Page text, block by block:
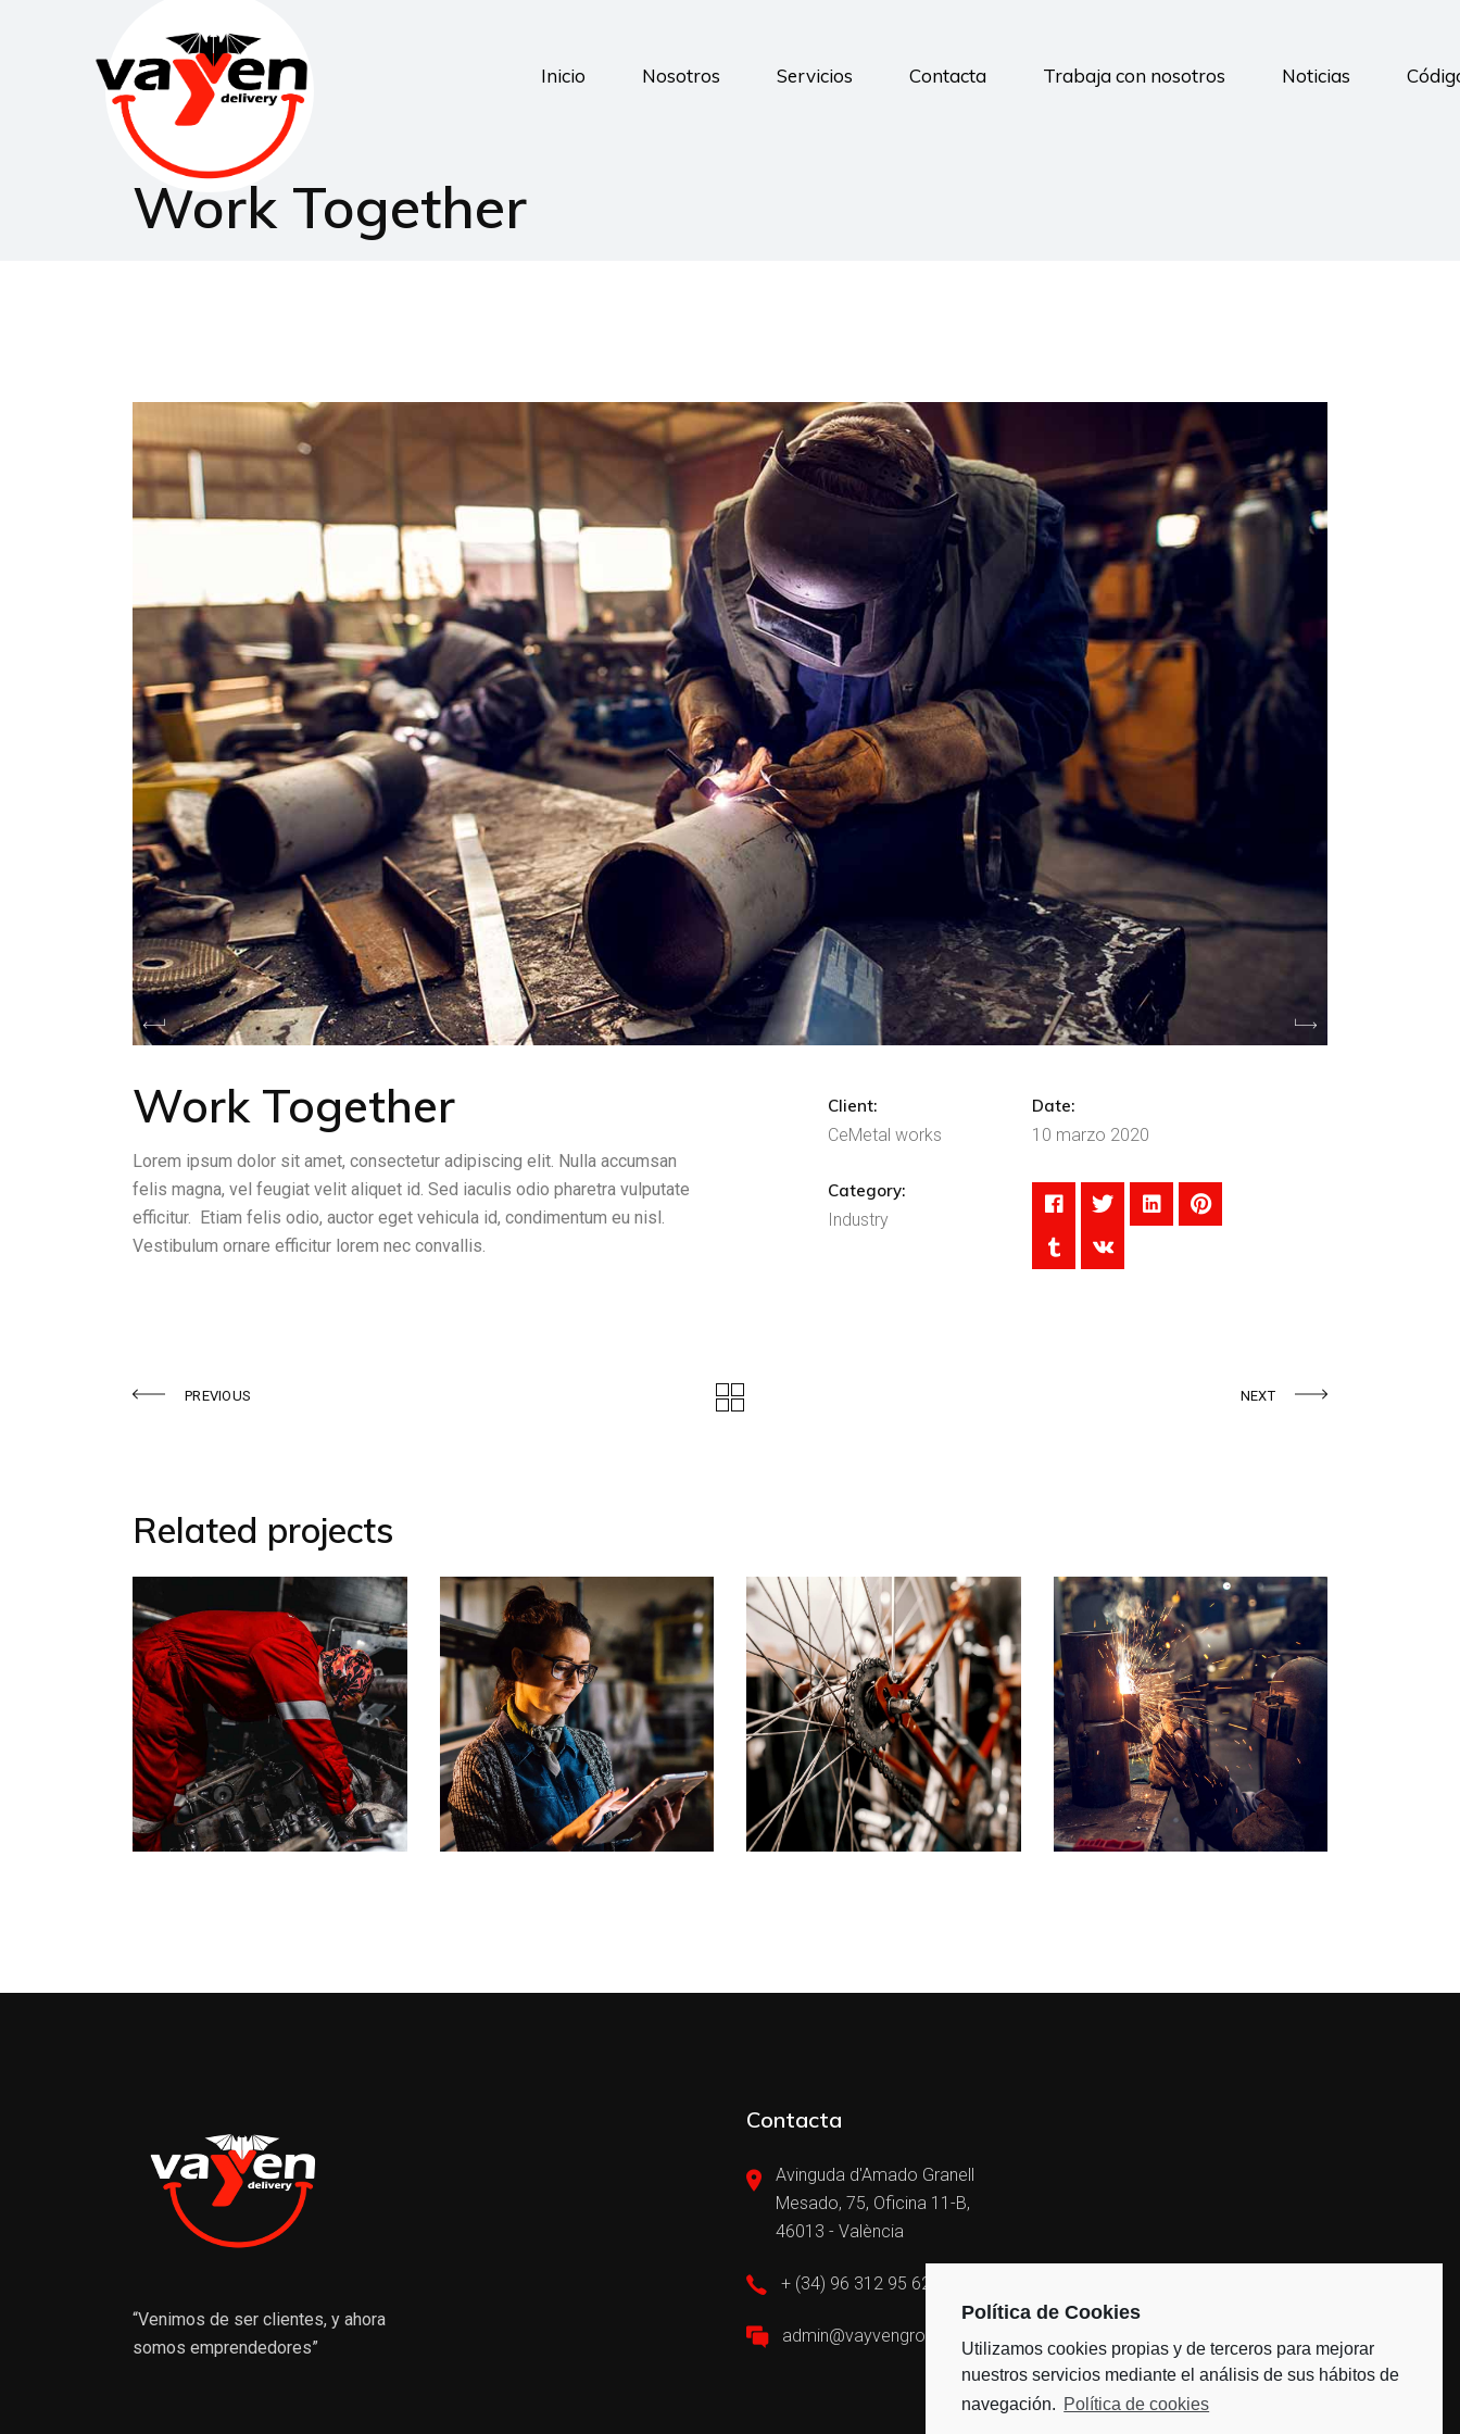
Política de Cookies
Utilizamos cookies propias y de terceros para mejorar
nuestros servicios mediante el análisis de sus hábitos de
navegación. Política de cookies
Inicio Nosotros Servicios Contacta Trabaja con nosotros Noticias
Work Together
Work Together
Lorem ipsum dolor sit amet, consectetur adipiscing elit. Nulla accumsan
felis magna, vel feugiat velit aliquet id. Sed iaculis odio pharetra vulputate
efficitur. Etiam felis odio, auctor eget vehicula id, condimentum eu nisl.
Vestibulum ornare efficitur lorem nec convallis.
Client:
CeMetal works
Date:
10 marzo 2020
Category:
Industry
PREVIOUS NEXT
Related projects
“Venimos de ser clientes, y ahora
somos emprendedores”
Contacta
Avinguda d'Amado Granell
Mesado, 75, Oficina 11-B,
46013 - València
+ (34) 96 312 95 62
admin@vayvengroup.com